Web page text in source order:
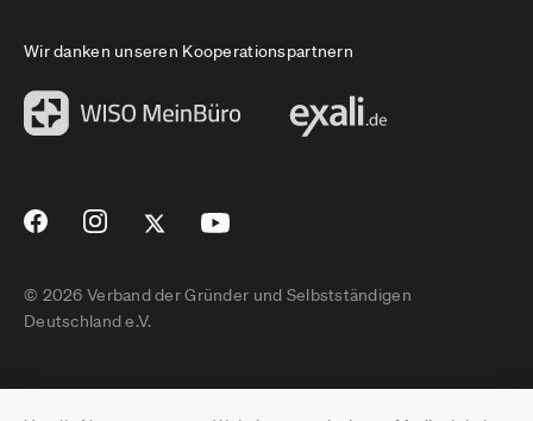
Wir danken unseren Kooperationspartnern
© 2026 Verband der Gründer und Selbstständigen
Deutschland e.V.
Impressum